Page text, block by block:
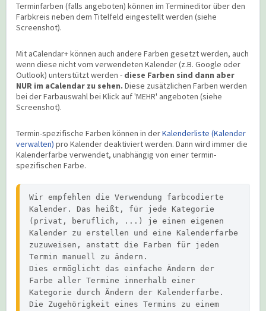
Terminfarben (falls angeboten) können im Termineditor über den
Farbkreis neben dem Titelfeld eingestellt werden (siehe
Screenshot).
Mit aCalendar+ können auch andere Farben gesetzt werden, auch
wenn diese nicht vom verwendeten Kalender (z.B. Google oder
Outlook) unterstützt werden - diese Farben sind dann aber
NUR im aCalendar zu sehen. Diese zusätzlichen Farben werden
bei der Farbauswahl bei Klick auf 'MEHR' angeboten (siehe
Screenshot).
Termin-spezifische Farben können in derKalenderliste (Kalender
verwalten) pro Kalender deaktiviert werden. Dann wird immer die
Kalenderfarbe verwendet, unabhängig von einer termin-
spezifischen Farbe.
Wir empfehlen die Verwendung farbcodierte
Kalender. Das heißt, für jede Kategorie
(privat, beruflich, ...) je einen eigenen
Kalender zu erstellen und eine Kalenderfarbe
zuzuweisen, anstatt die Farben für jeden
Termin manuell zu ändern.
Dies ermöglicht das einfache Ändern der
Farbe aller Termine innerhalb einer
Kategorie durch Ändern der Kalenderfarbe.
Die Zugehörigkeit eines Termins zu einem